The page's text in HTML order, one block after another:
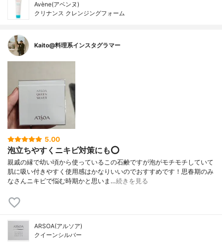
Avène(アベンヌ)
クリナンス クレンジングフォーム
Kaito@料理系インスタグラマー
5.00
泡立ちやすくニキビ対策にも⭕
親戚の縁で幼い頃から使っているこの石鹸ですが泡がモチモチしていて
肌に吸い付きやすく使用感はかなりいいのでおすすめです！思春期のみ
なさんニキビで悩む時期かと思いま…続きを見る
ARSOA(アルソア)
クイーンシルバー